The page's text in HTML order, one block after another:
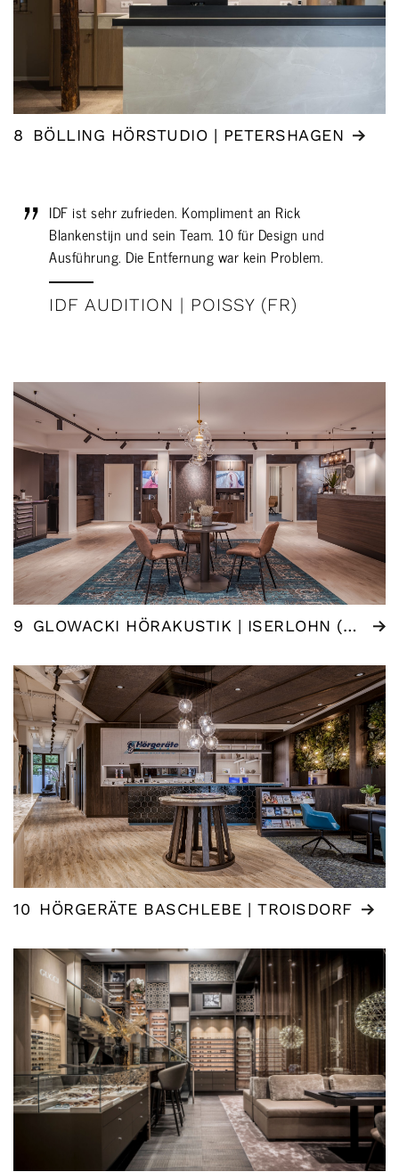
8 BÖLLING HÖRSTUDIO | PETERSHAGEN
IDF ist sehr zufrieden. Kompliment an Rick
Blankenstijn und sein Team. 10 für Design und
Ausführung. Die Entfernung war kein Problem.
IDF AUDITION | POISSY (FR)
9 GLOWACKI HÖRAKUSTIK | ISERLOHN (DE)
10 HÖRGERÄTE BASCHLEBE | TROISDORF